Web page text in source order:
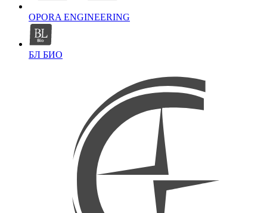
OPORA ENGINEERING
БЛ БИО